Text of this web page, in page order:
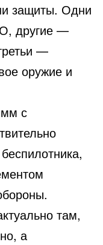
защиты. Одни
другие —
—
оружие и
с
там,
а